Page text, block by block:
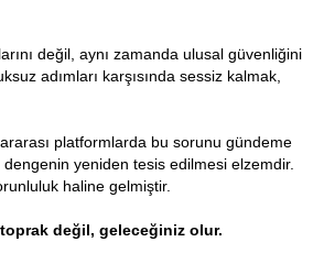
değil, aynı zamanda ulusal güvenliğini
adımları karşısında sessiz kalmak,
platformlarda bu sorunu gündeme
dengenin yeniden tesis edilmesi elzemdir.
haline gelmiştir.
toprak değil, geleceğiniz olur.